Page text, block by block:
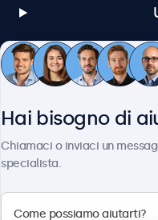
Hai bisogno di
Chiamaci o inviaci un
specialista.